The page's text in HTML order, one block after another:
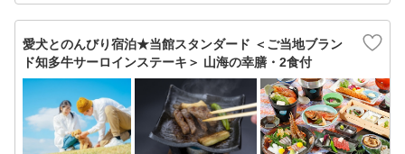
愛犬とのんびり宿泊★当館スタンダード ＜ご当地ブラン
ド知多牛サーロインステーキ＞ 山海の幸膳・2食付